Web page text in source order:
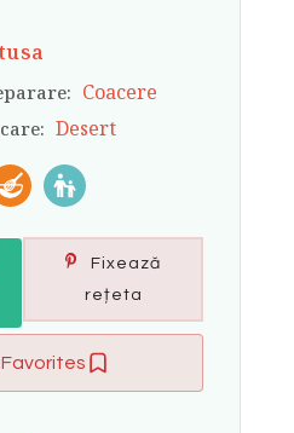
Coacere
Desert
Fixează
rețeta